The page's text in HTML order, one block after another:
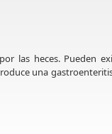
las heces. Pueden
una